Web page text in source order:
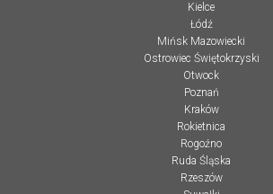
Kielce
Łódź
Mińsk Mazowiecki
Ostrowiec Świętokrzyski
Otwock
Poznań
Kraków
Rokietnica
Rogoźno
Ruda Śląska
Rzeszów